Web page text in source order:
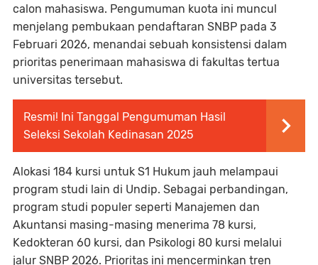
calon mahasiswa. Pengumuman kuota ini muncul
menjelang pembukaan pendaftaran SNBP pada 3
Februari 2026, menandai sebuah konsistensi dalam
prioritas penerimaan mahasiswa di fakultas tertua
universitas tersebut.
Resmi! Ini Tanggal Pengumuman Hasil
Seleksi Sekolah Kedinasan 2025
Alokasi 184 kursi untuk S1 Hukum jauh melampaui
program studi lain di Undip. Sebagai perbandingan,
program studi populer seperti Manajemen dan
Akuntansi masing-masing menerima 78 kursi,
Kedokteran 60 kursi, dan Psikologi 80 kursi melalui
jalur SNBP 2026. Prioritas ini mencerminkan tren